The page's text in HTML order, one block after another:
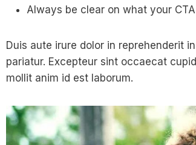
Always be clear on what your
Duis aute irure dolor in reprehenderit
pariatur. Excepteur sint occaecat
mollit anim id est laborum.